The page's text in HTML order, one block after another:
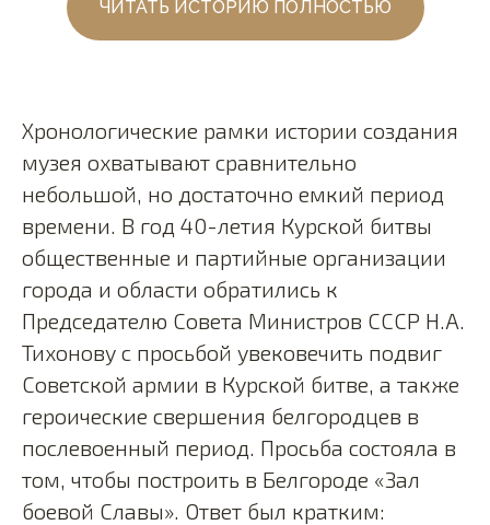
ЧИТАТЬ ИСТОРИЮ ПОЛНОСТЬЮ
Хронологические рамки истории создания
музея охватывают сравнительно
небольшой, но достаточно емкий период
времени. В год 40-летия Курской битвы
общественные и партийные организации
города и области обратились к
Председателю Совета Министров СССР Н.А.
Тихонову с просьбой увековечить подвиг
Советской армии в Курской битве, а также
героические свершения белгородцев в
послевоенный период. Просьба состояла в
том, чтобы построить в Белгороде «Зал
боевой Славы». Ответ был кратким: